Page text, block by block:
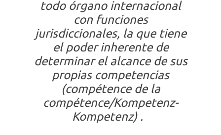
todo órgano internacional
con funciones
jurisdiccionales, la que tiene
el poder inherente de
determinar el alcance de sus
propias competencias
(compétence de la
compétence/Kompetenz-
Kompetenz) .